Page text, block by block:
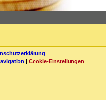
| Cookie-Einstellungen